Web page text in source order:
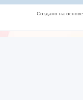
Создано на основе